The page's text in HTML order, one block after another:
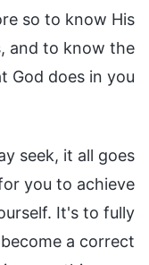
so to know His
and to know the
God does in you.
seek, it all goes
you to achieve
It's to fully
a correct